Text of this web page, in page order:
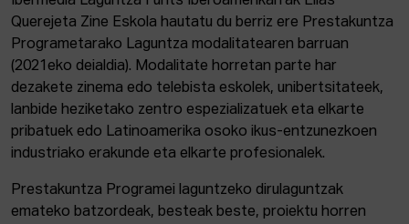
Querejeta Zine Eskola hautatu du berriz ere Prestakuntza
Programetarako Laguntza modalitatearen barruan
(2021eko deialdia). Modalitate horretan parte har
dezakete zinema edo telebista eskolek, unibertsitateek,
lanbide heziketako zentro espezializatuek eta elkarte
pribatuek edo Latinoamerika osoko ikus-entzunezkoen
industriako erakunde eta elkarte profesionalek.
Prestakuntza Programei laguntzeko dirulaguntzak
emateko batzordeak, besteak beste, proiektu horren